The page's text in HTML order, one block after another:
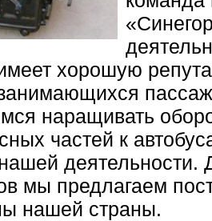
хорошую
наращивать
частей к
мы предлагаем
нашей страны.